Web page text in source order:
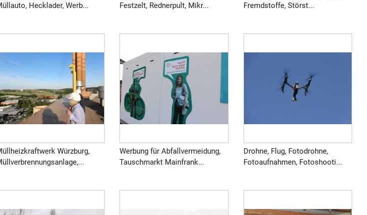
Hecklader, Werb...
Festzelt, Rednerpult, Mikr...
Fremdstoffe, Störst...
Würzburg,
Werbung für Abfallvermeidung,
Tauschmarkt Mainfrank...
Drohne, Flug, Fotodrohne,
Fotoaufnahmen, Fotoshooti...